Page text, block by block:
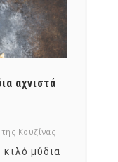
αχνιστά
της Κουζίνας
κιλό μύδια